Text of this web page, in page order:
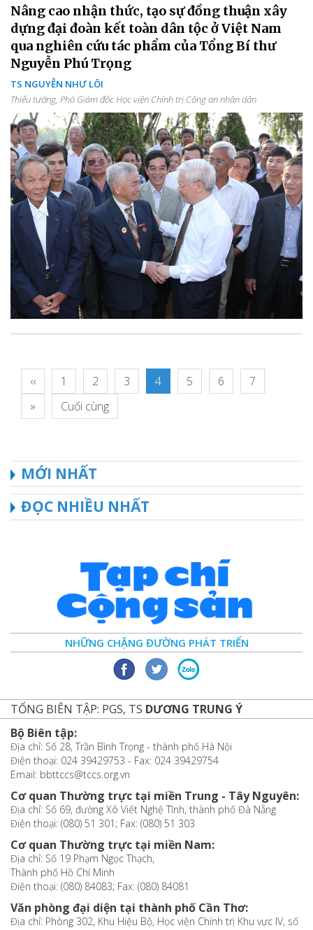
Nâng cao nhận thức, tạo sự đồng thuận xây
dựng đại đoàn kết toàn dân tộc ở Việt Nam
qua nghiên cứu tác phẩm của Tổng Bí thư
Nguyễn Phú Trọng
TS NGUYỄN NHƯ LÔI
Thiếu tướng, Phó Giám đốc Học viện Chính trị Công an nhân dân
‹‹ 1 2 3 4 5 6
7
»
Cuối cùng
MỚI NHẤT
ĐỌC NHIỀU NHẤT
NHỮNG CHẶNG ĐƯỜNG PHÁT TRIỂN
TỔNG BIÊN TẬP: PGS, TS DƯƠNG TRUNG Ý
Bộ Biên tập:
Địa chỉ: Số 28, Trần Bình Trọng - thành phố Hà Nội
Điện thoại: 024 39429753 - Fax: 024 39429754
Email: bbttccs@tccs.org.vn
Cơ quan Thường trực tại miền Trung - Tây Nguyên:
Địa chỉ: Số 69, đường Xô Viết Nghệ Tĩnh, thành phố Đà Nẵng
Điện thoại: (080) 51 301; Fax: (080) 51 303
Cơ quan Thường trực tại miền Nam:
Địa chỉ: Số 19 Phạm Ngọc Thạch,
Thành phố Hồ Chí Minh
Điện thoại: (080) 84083; Fax: (080) 84081
Văn phòng đại diện tại thành phố Cần Thơ:
Địa chỉ: Phòng 302, Khu Hiệu Bộ, Học viện Chính trị Khu vực IV, số